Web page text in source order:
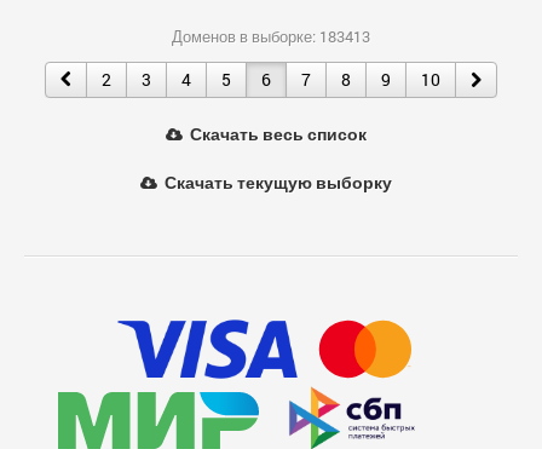
Доменов в выборке: 183413
2 3 4 5 6 7 8 9 10
Скачать весь список
Скачать текущую выборку